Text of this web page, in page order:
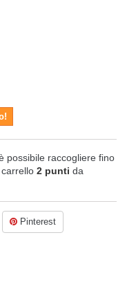
possibile raccogliere fino
carrello 2 punti da
Pinterest